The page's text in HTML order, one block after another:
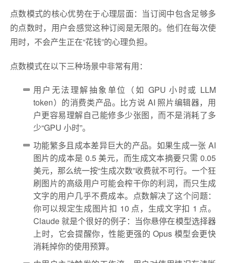
点数模式的核心优势在于心理层面：当订阅中包含足够多
的点数时，用户会感觉这种订阅是无限的。他们在每次使
用时，不会产生正在“花钱”的心理负担。
点数模式在以下三种场景中非常有用：
用户无法理解抽象单位（如 GPU 小时或 LLM
token）的消费类产品。比方说 AI 照片编辑器，用
户更容易理解自己能修多少张图，而不是消耗了多
少“GPU 小时”。
功能繁多且成本差异巨大的产品。如果生成一张 AI
图片的成本是 0.5 美元，而生成文本摘要只需 0.05
美元，那么统一按“生成次数”收费就不可行。一个狂
刷图片的高级用户可能会榨干你的利润，而只生成
文字的用户几乎不费成本。点数解决了这个问题：
你可以规定生成图片扣 10 点，生成文字扣 1 点。
Claude 就是个很好的例子：当你悬停在模型选择器
上时，它会提醒你，性能更强的 Opus 模型会更快
消耗掉你的使用预算。